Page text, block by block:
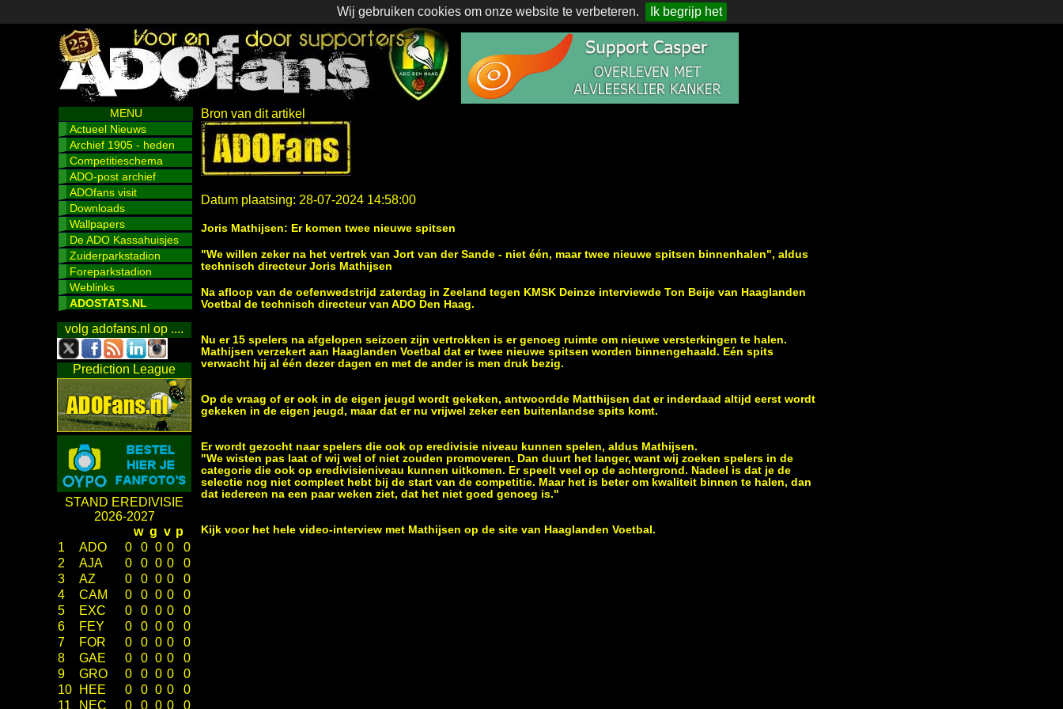
Wij gebruiken cookies om onze website te verbeteren. Ik begrijp het
MENU
Actueel Nieuws
Archief 1905 - heden
Competitieschema
ADO-post archief
ADOfans visit
Downloads
Wallpapers
De ADO Kassahuisjes
Zuiderparkstadion
Foreparkstadion
Weblinks
ADOSTATS.NL
volg adofans.nl op ....
Prediction League
STAND EREDIVISIE
2026-2027
w g v p
1
ADO 0 0 0 0
0
2
AJA 0 0 0 0
0
3
AZ 0 0 0 0
0
4
CAM 0 0 0 0
0
5
EXC 0 0 0 0
0
6
FEY 0 0 0 0
0
7
FOR 0 0 0 0
0
8
GAE 0 0 0 0
0
9
GRO 0 0 0 0
0
10
HEE 0 0 0 0
0
11
NEC 0 0 0 0 0
Bron van dit artikel
Datum plaatsing: 28-07-2024 14:58:00
Joris Mathijsen: Er komen twee nieuwe spitsen
"We willen zeker na het vertrek van Jort van der Sande - niet één, maar twee nieuwe spitsen binnenhalen", aldus
technisch directeur Joris Mathijsen
Na afloop van de oefenwedstrijd zaterdag in Zeeland tegen KMSK Deinze interviewde Ton Beije van Haaglanden
Voetbal de technisch directeur van ADO Den Haag.
Nu er 15 spelers na afgelopen seizoen zijn vertrokken is er genoeg ruimte om nieuwe versterkingen te halen.
Mathijsen verzekert aan Haaglanden Voetbal dat er twee nieuwe spitsen worden binnengehaald. Eén spits
verwacht hij al één dezer dagen en met de ander is men druk bezig.
Op de vraag of er ook in de eigen jeugd wordt gekeken, antwoordde Matthijsen dat er inderdaad altijd eerst wordt
gekeken in de eigen jeugd, maar dat er nu vrijwel zeker een buitenlandse spits komt.
Er wordt gezocht naar spelers die ook op eredivisie niveau kunnen spelen, aldus Mathijsen.
"We wisten pas laat of wij wel of niet zouden promoveren. Dan duurt het langer, want wij zoeken spelers in de
categorie die ook op eredivisieniveau kunnen uitkomen. Er speelt veel op de achtergrond. Nadeel is dat je de
selectie nog niet compleet hebt bij de start van de competitie. Maar het is beter om kwaliteit binnen te halen, dan
dat iedereen na een paar weken ziet, dat het niet goed genoeg is."
Kijk voor het hele video-interview met Mathijsen op de site van Haaglanden Voetbal .